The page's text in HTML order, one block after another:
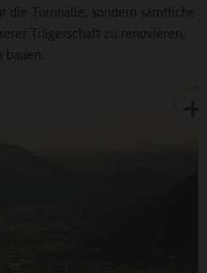
die Turnhalle, sondern sämtliche
Trägerschaft zu renovieren,